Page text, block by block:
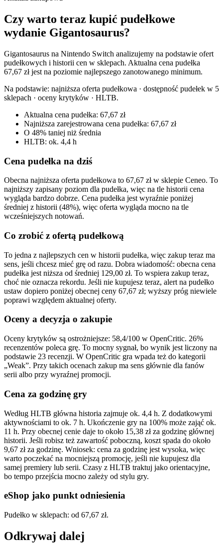
Czy warto teraz kupić pudełkowe
wydanie Gigantosaurus?
Gigantosaurus na Nintendo Switch analizujemy na podstawie ofert
pudełkowych i historii cen w sklepach. Aktualna cena pudełka
67,67 zł jest na poziomie najlepszego zanotowanego minimum.
Na podstawie: najniższa oferta pudełkowa · dostępność pudełek w 5
sklepach · oceny krytyków · HLTB.
Aktualna cena pudełka: 67,67 zł
Najniższa zarejestrowana cena pudełka: 67,67 zł
O 48% taniej niż średnia
HLTB: ok. 4,4 h
Cena pudełka na dziś
Obecna najniższa oferta pudełkowa to 67,67 zł w sklepie Ceneo. To
najniższy zapisany poziom dla pudełka, więc na tle historii cena
wygląda bardzo dobrze. Cena pudełka jest wyraźnie poniżej
średniej z historii (48%), więc oferta wygląda mocno na tle
wcześniejszych notowań.
Co zrobić z ofertą pudełkową
To jedna z najlepszych cen w historii pudełka, więc zakup teraz ma
sens, jeśli chcesz mieć grę od razu. Dobra wiadomość: obecna cena
pudełka jest niższa od średniej 129,00 zł. To wspiera zakup teraz,
choć nie oznacza rekordu. Jeśli nie kupujesz teraz, alert na pudełko
ustaw dopiero poniżej obecnej ceny 67,67 zł; wyższy próg niewiele
poprawi względem aktualnej oferty.
Oceny a decyzja o zakupie
Oceny krytyków są ostrożniejsze: 58,4/100 w OpenCritic. 26%
recenzentów poleca grę. To mocny sygnał, bo wynik jest liczony na
podstawie 23 recenzji. W OpenCritic gra wpada też do kategorii
„Weak”. Przy takich ocenach zakup ma sens głównie dla fanów
serii albo przy wyraźnej promocji.
Cena za godzinę gry
Według HLTB główna historia zajmuje ok. 4,4 h. Z dodatkowymi
aktywnościami to ok. 7 h. Ukończenie gry na 100% może zająć ok.
11 h. Przy obecnej cenie daje to około 15,38 zł za godzinę głównej
historii. Jeśli robisz też zawartość poboczną, koszt spada do około
9,67 zł za godzinę. Wniosek: cena za godzinę jest wysoka, więc
warto poczekać na mocniejszą promocję, jeśli nie kupujesz dla
samej premiery lub serii. Czasy z HLTB traktuj jako orientacyjne,
bo tempo przejścia mocno zależy od stylu gry.
eShop jako punkt odniesienia
Pudełko w sklepach: od 67,67 zł.
Odkrywaj dalej